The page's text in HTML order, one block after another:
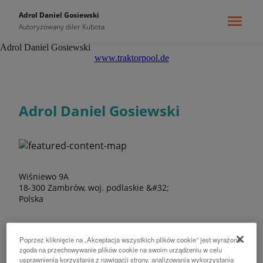
Adrol Daniel Gosiewski
Autoryzowany diler Kubota
Adrol Daniel Gosiewski
www.traktorpool.de
Adrol Daniel Gosiewski
Wiśniewo 9A
18-300 Zambrów, woj. podlaskie &#32;
Polska
Poprzez kliknięcie na „Akceptacja wszystkich plików cookie” jest wyrażona
zgoda na przechowywanie plików cookie na swoim urządzeniu w celu
usprawnienia korzystania z nawigacji strony, analizowania wykorzystania